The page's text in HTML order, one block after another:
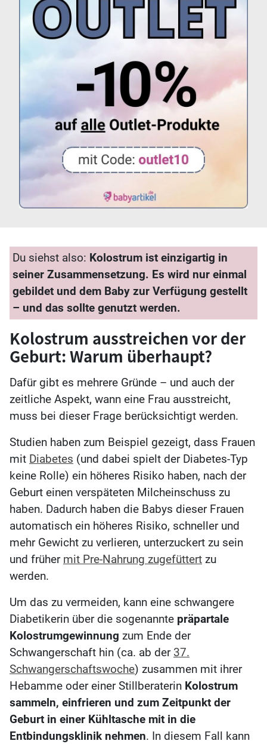
Du siehst also: Kolostrum ist einzigartig in
seiner Zusammensetzung. Es wird nur einmal
gebildet und dem Baby zur Verfügung gestellt
– und das sollte genutzt werden.
Kolostrum ausstreichen vor der
Geburt: Warum überhaupt?
Dafür gibt es mehrere Gründe – und auch der
zeitliche Aspekt, wann eine Frau ausstreicht,
muss bei dieser Frage berücksichtigt werden.
Studien haben zum Beispiel gezeigt, dass Frauen
mit Diabetes (und dabei spielt der Diabetes-Typ
keine Rolle) ein höheres Risiko haben, nach der
Geburt einen verspäteten Milcheinschuss zu
haben. Dadurch haben die Babys dieser Frauen
automatisch ein höheres Risiko, schneller und
mehr Gewicht zu verlieren, unterzuckert zu sein
und früher mit Pre-Nahrung zugefüttert zu
werden.
Um das zu vermeiden, kann eine schwangere
Diabetikerin über die sogenannte präpartale
Kolostrumgewinnung zum Ende der
Schwangerschaft hin (ca. ab der 37.
Schwangerschaftswoche) zusammen mit ihrer
Hebamme oder einer Stillberaterin Kolostrum
sammeln, einfrieren und zum Zeitpunkt der
Geburt in einer Kühltasche mit in die
Entbindungsklinik nehmen. In diesem Fall kann